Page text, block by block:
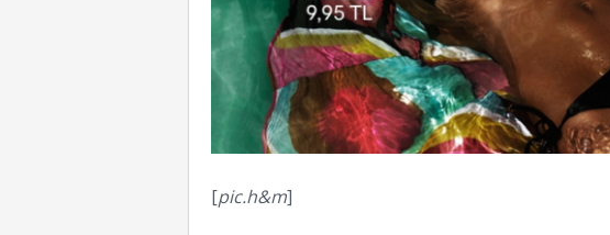
[pic.h&m]